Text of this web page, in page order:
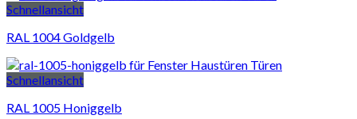
Schnellansicht
RAL 1004 Goldgelb
Schnellansicht
RAL 1005 Honiggelb